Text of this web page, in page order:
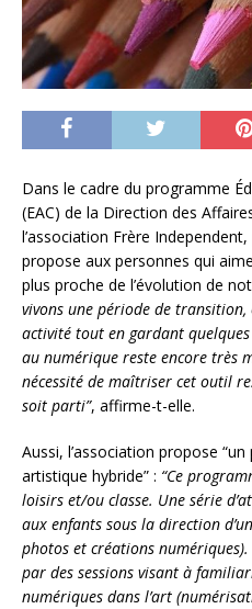
Dans le cadre du programme
(EAC) de la Direction des
l’association Frère
propose aux personnes qui
plus proche de l’évolution de
vivons une période de
activité tout en gardant
au numérique reste encore très
nécessité de maîtriser cet outil
soit parti”, affirme-t-elle.
Aussi, l’association propose
artistique hybride” : “Ce
loisirs et/ou classe. Une série
aux enfants sous la direction
photos et créations
par des sessions visant à
numériques dans l’art